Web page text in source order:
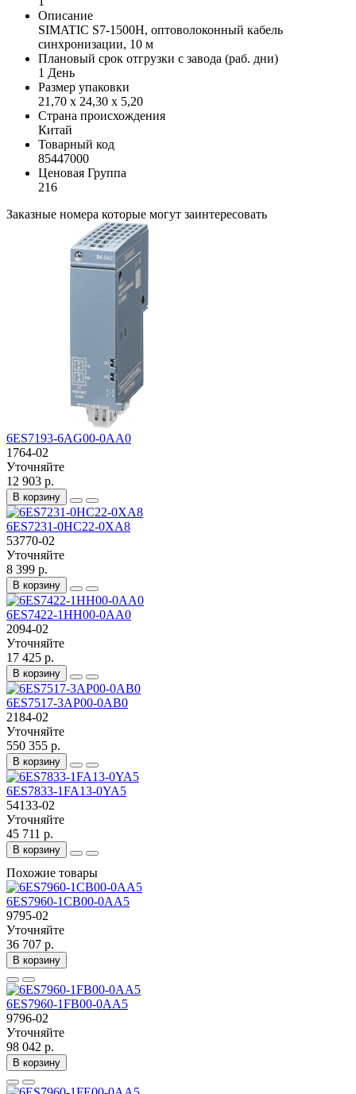
Описание
SIMATIC S7-1500H, оптоволоконный кабель
синхронизации, 10 м
Плановый срок отгрузки с завода (раб. дни)
1 День
Размер упаковки
21,70 x 24,30 x 5,20
Страна происхождения
Китай
Товарный код
85447000
Ценовая Группа
216
Заказные номера которые могут заинтересовать
6ES7193-6AG00-0AA0
1764-02
Уточняйте
12 903 р.
В корзину
6ES7231-0HC22-0XA8
53770-02
Уточняйте
8 399 р.
В корзину
6ES7422-1HH00-0AA0
2094-02
Уточняйте
17 425 р.
В корзину
6ES7517-3AP00-0AB0
2184-02
Уточняйте
550 355 р.
В корзину
6ES7833-1FA13-0YA5
54133-02
Уточняйте
45 711 р.
В корзину
Похожие товары
6ES7960-1CB00-0AA5
9795-02
Уточняйте
36 707 р.
В корзину
6ES7960-1FB00-0AA5
9796-02
Уточняйте
98 042 р.
В корзину